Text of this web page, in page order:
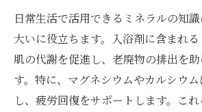
日常生活で活用できるミネラルの知
大いに役立ちます。入浴剤に含まれる
肌の代謝を促進し、老廃物の排出を
す。特に、マグネシウムやカルシウム
し、疲労回復をサポートします。こ